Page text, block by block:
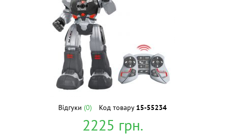
Відгуки (0) Код товару 15-55234
2225 грн.